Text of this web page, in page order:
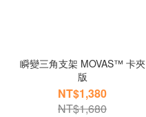
瞬變三角支架 MOVAS™ 卡夾
版
NT$1,380
NT$1,680